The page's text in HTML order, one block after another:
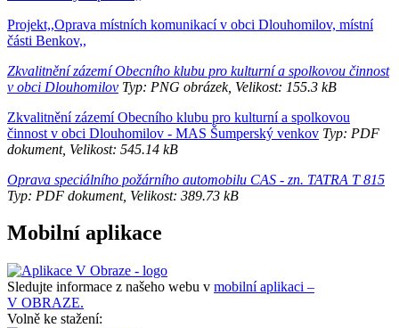
Projekt,,Oprava místních komunikací v obci Dlouhomilov, místní
části Benkov,,
Zkvalitnění zázemí Obecního klubu pro kulturní a spolkovou činnost
v obci Dlouhomilov Typ: PNG obrázek, Velikost: 155.3 kB
Zkvalitnění zázemí Obecního klubu pro kulturní a spolkovou
činnost v obci Dlouhomilov - MAS Šumperský venkov Typ: PDF
dokument, Velikost: 545.14 kB
Oprava speciálního požárního automobilu CAS - zn. TATRA T 815
Typ: PDF dokument, Velikost: 389.73 kB
Mobilní aplikace
Sledujte informace z našeho webu v mobilní aplikaci –
V OBRAZE.
Volně ke stažení: